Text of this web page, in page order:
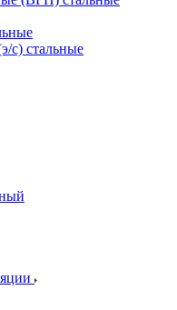
с) стальные